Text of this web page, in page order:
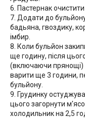
6. Пастернак очистити
7. Додати до
бадьяна, гвоздику,
імбир.
8. Коли бульйон
ще годину, після
(включаючи прянощі) і
варити ще 3 години,
бульйону.
9. Грудинку
цього загорнути м'ясо
холодильник на 2,5